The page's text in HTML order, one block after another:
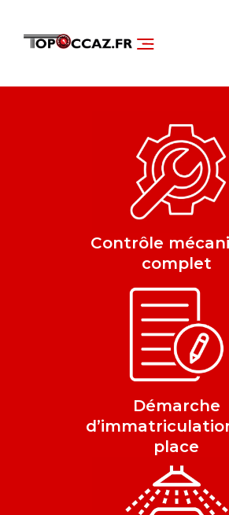
Contrôle
complet
Démarche
place